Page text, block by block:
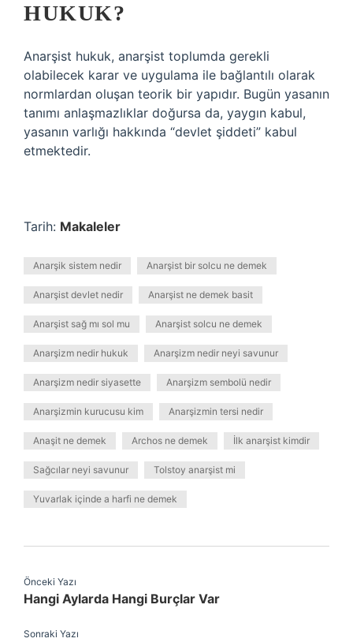
HUKUK?
Anarşist hukuk, anarşist toplumda gerekli
olabilecek karar ve uygulama ile bağlantılı olarak
normlardan oluşan teorik bir yapıdır. Bugün yasanın
tanımı anlaşmazlıklar doğursa da, yaygın kabul,
yasanın varlığı hakkında “devlet şiddeti” kabul
etmektedir.
Tarih: Makaleler
Anarşik sistem nedir Anarşist bir solcu ne demek
Anarşist devlet nedir Anarşist ne demek basit
Anarşist sağ mı sol mu Anarşist solcu ne demek
Anarşizm nedir hukuk Anarşizm nedir neyi savunur
Anarşizm nedir siyasette Anarşizm sembolü nedir
Anarşizmin kurucusu kim Anarşizmin tersi nedir
Anaşit ne demek Archos ne demek İlk anarşist kimdir
Sağcılar neyi savunur Tolstoy anarşist mi
Yuvarlak içinde a harfi ne demek
Önceki Yazı
Hangi Aylarda Hangi Burçlar Var
Sonraki Yazı